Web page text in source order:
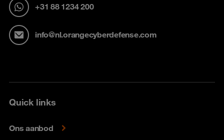
+31 88 1234 200
info@nl.orangecyberdefense.com
Quick links
Ons aanbod